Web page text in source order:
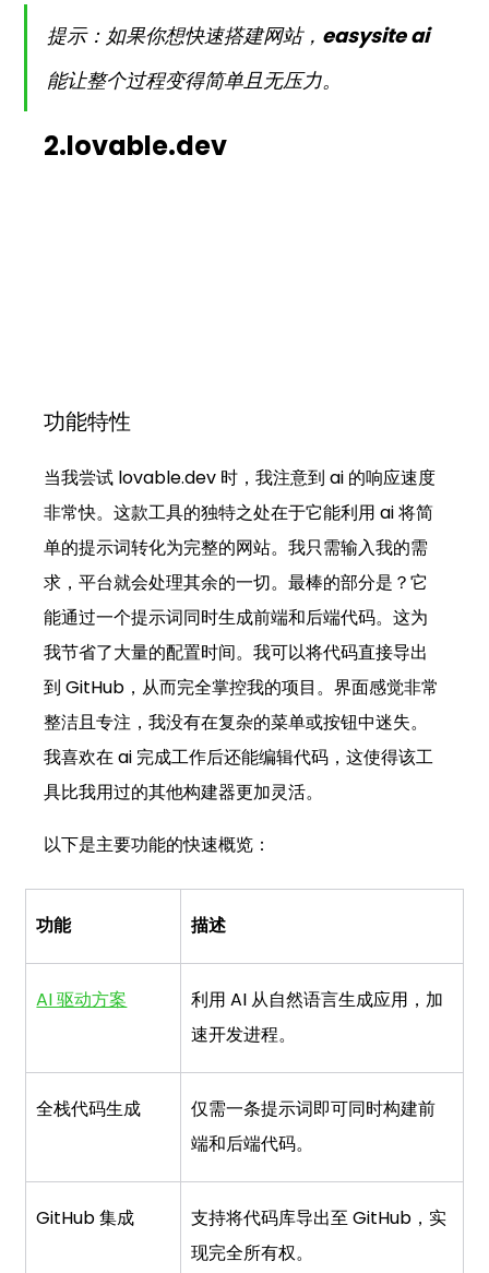
提示：如果你想快速搭建网站，easysite ai
能让整个过程变得简单且无压力。
2.lovable.dev
功能特性
当我尝试 lovable.dev 时，我注意到 ai 的响应速度
非常快。这款工具的独特之处在于它能利用 ai 将简
单的提示词转化为完整的网站。我只需输入我的需
求，平台就会处理其余的一切。最棒的部分是？它
能通过一个提示词同时生成前端和后端代码。这为
我节省了大量的配置时间。我可以将代码直接导出
到 GitHub，从而完全掌控我的项目。界面感觉非常
整洁且专注，我没有在复杂的菜单或按钮中迷失。
我喜欢在 ai 完成工作后还能编辑代码，这使得该工
具比我用过的其他构建器更加灵活。
以下是主要功能的快速概览：
功能 描述
AI 驱动方案
利用 AI 从自然语言生成应用，加
速开发进程。
全栈代码生成
仅需一条提示词即可同时构建前
端和后端代码。
GitHub 集成
支持将代码库导出至 GitHub，实
现完全所有权。